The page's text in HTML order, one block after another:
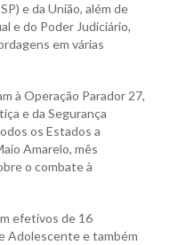
e da União, além de
e do Poder Judiciário,
em várias
à Operação Parador 27,
e da Segurança
os Estados a
Amarelo, mês
o combate à
efetivos de 16
Adolescente e também